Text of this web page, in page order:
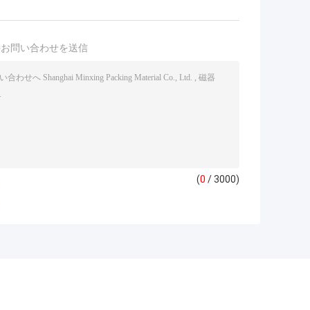
問い合わせを送信
(0 / 3000)